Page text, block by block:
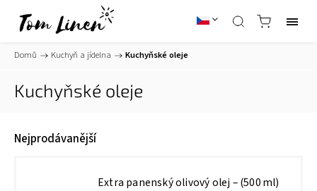
Domů / Kuchyň a jídelna / Kuchyňské oleje
Kuchyňské oleje
Nejprodávanější
Extra panenský olivový olej – (500 ml)